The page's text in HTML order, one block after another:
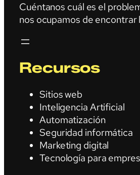
Cuéntanos cuál es el
nos ocupamos de encontrar
Recursos
Sitios web
Inteligencia Artificial
Automatización
Seguridad informática
Marketing digital
Tecnología para